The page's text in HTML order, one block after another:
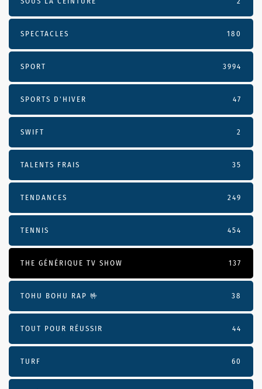
SPECTACLES 180
SPORT 3994
SPORTS D'HIVER 47
SWIFT 2
TALENTS FRAIS 35
TENDANCES 249
TENNIS 454
THE GÉNÉRIQUE TV SHOW 137
TOHU BOHU RAP 🤟 38
TOUT POUR RÉUSSIR 44
TURF 60